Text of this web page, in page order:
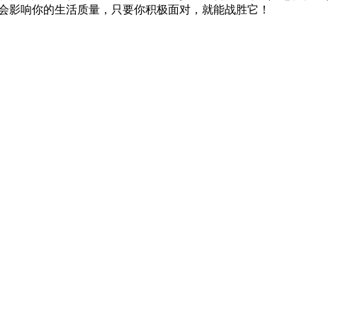
响你的生活质量，只要你积极面对，就能战胜它！